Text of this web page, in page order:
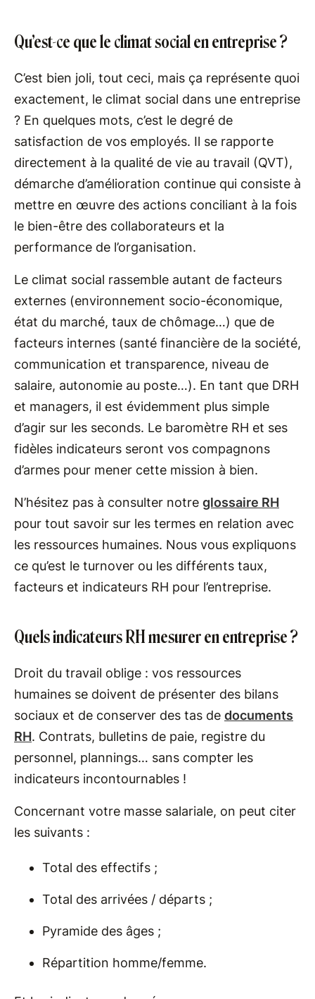
Qu’est-ce que le climat social en entreprise ?
C’est bien joli, tout ceci, mais ça représente quoi
exactement, le climat social dans une entreprise
? En quelques mots, c’est le degré de
satisfaction de vos employés. Il se rapporte
directement à la qualité de vie au travail (QVT),
démarche d’amélioration continue qui consiste à
mettre en œuvre des actions conciliant à la fois
le bien-être des collaborateurs et la
performance de l’organisation.
Le climat social rassemble autant de facteurs
externes (environnement socio-économique,
état du marché, taux de chômage…) que de
facteurs internes (santé financière de la société,
communication et transparence, niveau de
salaire, autonomie au poste…). En tant que DRH
et managers, il est évidemment plus simple
d’agir sur les seconds. Le baromètre RH et ses
fidèles indicateurs seront vos compagnons
d’armes pour mener cette mission à bien.
N’hésitez pas à consulter notre glossaire RH
pour tout savoir sur les termes en relation avec
les ressources humaines. Nous vous expliquons
ce qu’est le turnover ou les différents taux,
facteurs et indicateurs RH pour l’entreprise.
Quels indicateurs RH mesurer en entreprise ?
Droit du travail oblige : vos ressources
humaines se doivent de présenter des bilans
sociaux et de conserver des tas de documents
RH. Contrats, bulletins de paie, registre du
personnel, plannings… sans compter les
indicateurs incontournables !
Concernant votre masse salariale, on peut citer
les suivants :
Total des effectifs ;
Total des arrivées / départs ;
Pyramide des âges ;
Répartition homme/femme.